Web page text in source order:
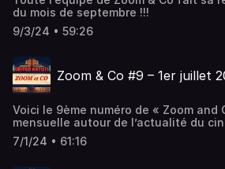
du mois de septembre !!!
9/3/24 • 59:26
Zoom & Co #9 – 1er juillet
Voici le 9ème numéro de « Zoom and
mensuelle autour de l’actualité du
7/1/24 • 61:16